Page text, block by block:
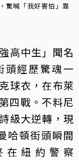
驚喊「我好害怕」靠
高中生」聞名
頭經歷驚魂一
球衣，在布萊
四戰。不料尼
級大逆轉，現
哈頓街頭瞬間
在紐約警察